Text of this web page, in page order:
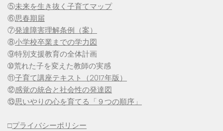
⑤未来を生き抜く子育てマップ
⑥思春期届
⑦発達障害理解条例（案）
⑧小学校卒業までの学力図
⑨特別支援教育の全体計画
➉荒れた子を変えた教師の実感
⑪子育て講座テキスト（2017年版）
⑫感覚の統合と社会性の発達図
⑬思いやりの心を育てる「９つの順序」
□プライバシーポリシー